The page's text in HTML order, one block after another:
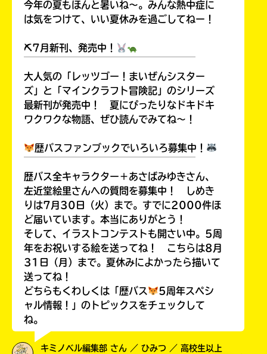
今年の夏もほんと暑いね～。みんな熱中症に
は気をつけて、いい夏休みを過ごしてねー！
⛏7月新刊、発売中！
大人気の「レッツゴー！まいぜんシスター
ズ」と「マインクラフト冒険記」のシリーズ
最新刊が発売中！ 夏にぴったりなドキドキ
ワクワクな物語、ぜひ読んでみてね～！
歴バスファンブックでいろいろ募集中！
歴バス全キャラクター＋あさばみゆきさん、
左近堂絵里さんへの質問を募集中！ しめき
りは7月30日（火）まで。すでに2000件ほ
ど届いています。本当にありがとう！
そして、イラストコンテストも開さい中。5周
年をお祝いする絵を送ってね！ こちらは8月
31日（月）まで。夏休みによかったら描いて
送ってね！
どちらもくわしくは「歴バス
5周年スペシ
ャル情報！」のトピックスをチェックして
ね。
キミノベル編集部 さん ／ ひみつ ／ 高校生以上
入
力
内
容
に
エ
ー
が